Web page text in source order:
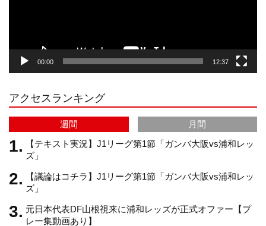
r
a
m
e
C
h
a
n
00:00 12:37
アクセスランキング
週間
月間
【テキスト実況】J1リーグ第1節「ガンバ大阪vs浦和レッ
ズ」
【議論はコチラ】J1リーグ第1節「ガンバ大阪vs浦和レッ
ズ」
元日本代表DF山根視来に浦和レッズが正式オファー【プ
レー集動画あり】